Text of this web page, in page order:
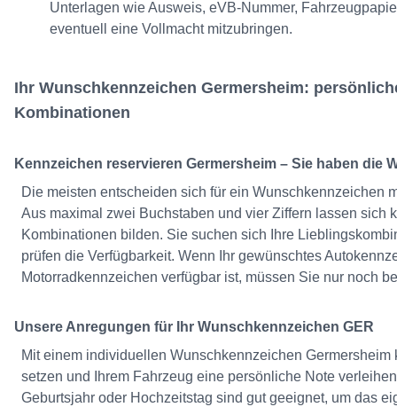
Unterlagen wie Ausweis, eVB-Nummer,
eventuell eine Vollmacht mitzubringen.
Ihr Wunschkennzeichen Germersheim:
Kombinationen
Kennzeichen reservieren Germersheim – Sie haben die
Die meisten entscheiden sich für ein Wunschkennzeichen
Aus maximal zwei Buchstaben und vier Ziffern lassen sich
Kombinationen bilden. Sie suchen sich Ihre
prüfen die Verfügbarkeit. Wenn Ihr gewünschtes
Motorradkennzeichen verfügbar ist, müssen Sie nur noch
Unsere Anregungen für Ihr Wunschkennzeichen GER
Mit einem individuellen Wunschkennzeichen Germersheim
setzen und Ihrem Fahrzeug eine persönliche Note
Geburtsjahr oder Hochzeitstag sind gut geeignet, um das